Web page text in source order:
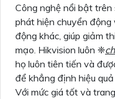
Công nghệ nổi bật
phát hiện chuyển
động khác, giúp giảm
mạo. Hikvision luôn ❈
họ luôn tiên tiến và
để khẳng định hiệu
Với mức giá tốt và